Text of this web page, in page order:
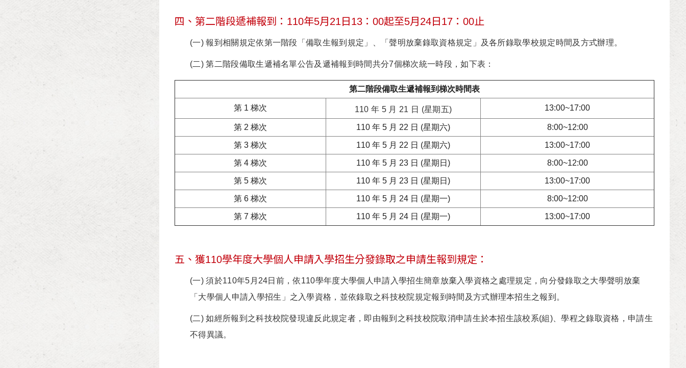
四、第二階段遞補報到：110年5月21日13：00起至5月24日17：00止
(一) 報到相關規定依第一階段「備取生報到規定」、「聲明放棄錄取資格規定」及各所錄取學校規定時間及方式辦理。
(二) 第二階段備取生遞補名單公告及遞補報到時間共分7個梯次統一時段，如下表：
第二階段備取生遞補報到梯次時間表
第 1 梯次 110 年 5 月 21 日 (星期五) 13:00~17:00
第 2 梯次 110 年 5 月 22 日 (星期六) 8:00~12:00
第 3 梯次 110 年 5 月 22 日 (星期六) 13:00~17:00
第 4 梯次 110 年 5 月 23 日 (星期日) 8:00~12:00
第 5 梯次 110 年 5 月 23 日 (星期日) 13:00~17:00
第 6 梯次 110 年 5 月 24 日 (星期一) 8:00~12:00
第 7 梯次 110 年 5 月 24 日 (星期一) 13:00~17:00
五、獲110學年度大學個人申請入學招生分發錄取之申請生報到規定：
(一) 須於110年5月24日前，依110學年度大學個人申請入學招生簡章放棄入學資格之處理規定，向分發錄取之大學聲明放棄
「大學個人申請入學招生」之入學資格，並依錄取之科技校院規定報到時間及方式辦理本招生之報到。
(二) 如經所報到之科技校院發現違反此規定者，即由報到之科技校院取消申請生於本招生該校系(組)、學程之錄取資格，申請生
不得異議。